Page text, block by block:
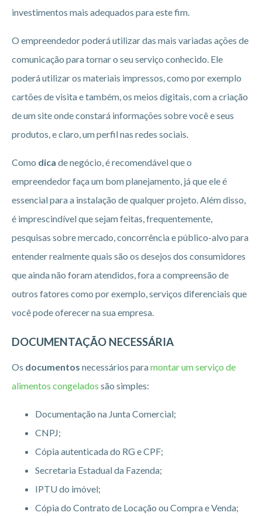
investimentos mais adequados para este fim.
O empreendedor poderá utilizar das mais variadas ações de
comunicação para tornar o seu serviço conhecido. Ele
poderá utilizar os materiais impressos, como por exemplo
cartões de visita e também, os meios digitais, com a criação
de um site onde constará informações sobre você e seus
produtos, e claro, um perfil nas redes sociais.
Como dica de negócio, é recomendável que o
empreendedor faça um bom planejamento, já que ele é
essencial para a instalação de qualquer projeto. Além disso,
é imprescindível que sejam feitas, frequentemente,
pesquisas sobre mercado, concorrência e público-alvo para
entender realmente quais são os desejos dos consumidores
que ainda não foram atendidos, fora a compreensão de
outros fatores como por exemplo, serviços diferenciais que
você pode oferecer na sua empresa.
DOCUMENTAÇÃO NECESSÁRIA
Os documentos necessários paramontar um serviço de
alimentos congelados são simples:
Documentação na Junta Comercial;
CNPJ;
Cópia autenticada do RG e CPF;
Secretaria Estadual da Fazenda;
IPTU do imóvel;
Cópia do Contrato de Locação ou Compra e Venda;